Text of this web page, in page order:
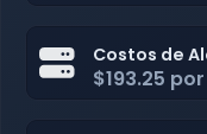
Costos de
$193.25